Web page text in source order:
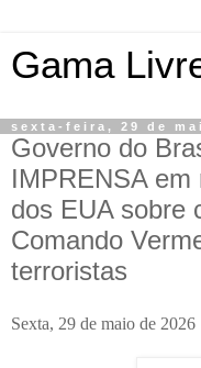
Gama
sexta-feira, 29 de
Governo do
IMPRENSA
dos EUA sobre
Comando
terroristas
Sexta, 29 de maio de 2026